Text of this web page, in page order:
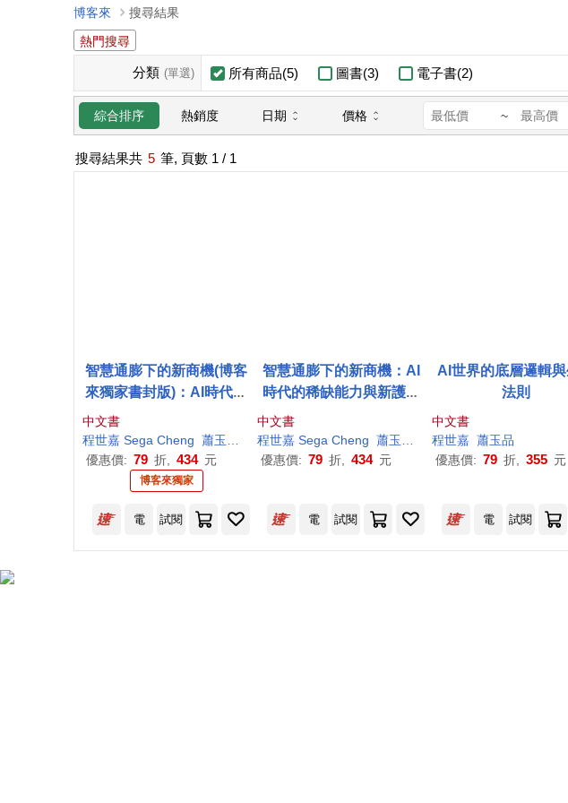
博客來
搜尋結果
熱門搜尋
分類 (單選) 所有商品(5) 圖書(3) 電子書(2)
綜合排序 熱銷度 日期 價格 ~
搜尋結果共 5 筆, 頁數 1 / 1
智慧通膨下的新商機(博客
來獨家書封版)：AI時代的
稀缺能力與新護城河
中文書
程世嘉 Sega Cheng 蕭玉
／採訪整理
優惠價: 79 折, 434 元
博客來獨家
智慧通膨下的新商機：AI
時代的稀缺能力與新護城
中文書
程世嘉 Sega Cheng 蕭玉
／採訪整理
優惠價: 79 折, 434 元
AI世界的底層邏輯
法則
中文書
程世嘉 蕭玉品
優惠價: 79 折, 355 元
電 試閱 電 試閱 電 試閱